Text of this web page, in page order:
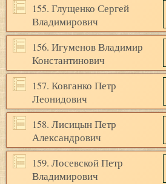
155. Глущенко Сергей
Владимирович
156. Игуменов Владимир
Константинович
157. Ковганко Петр
Леонидович
158. Лисицын Петр
Александрович
159. Лосевской Петр
Владимирович